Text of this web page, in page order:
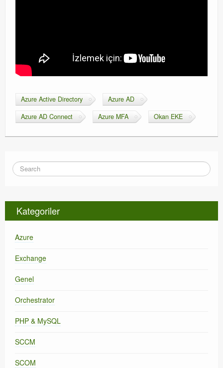
Azure Active Directory
Azure AD
Azure AD Connect
Azure MFA Okan EKE
Kategoriler
Azure
Exchange
Genel
Orchestrator
PHP & MySQL
SCCM
SCOM